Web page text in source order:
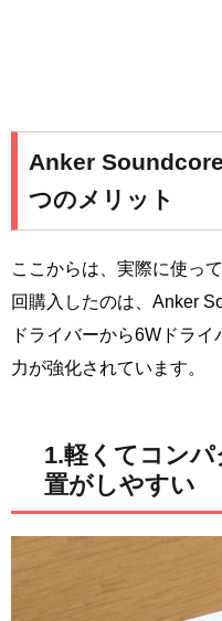
Anker
つのメリット
ここからは、実際に使っ
回購入したのは、Anker
ドライバーから6Wドラ
力が強化されています。
1.軽くてコン
置がしやすい